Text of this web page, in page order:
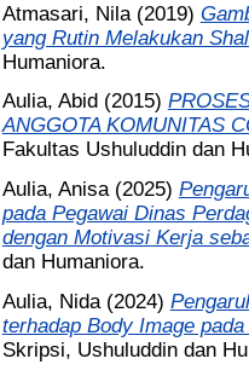
Atmasari, Nila(2019)
yang Rutin Melakukan
Humaniora.
Aulia, Abid (2015)
ANGGOTA KOMUNITAS
Fakultas Ushuluddin dan
Aulia, Anisa(2025)
pada Pegawai Dinas
dengan Motivasi Kerja
dan Humaniora.
Aulia, Nida(2024)
terhadap Body Image
Skripsi, Ushuluddin dan